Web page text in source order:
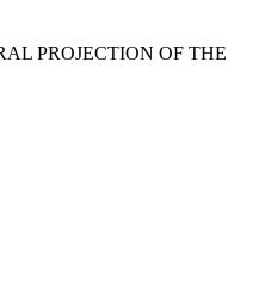
PROJECTION OF THE